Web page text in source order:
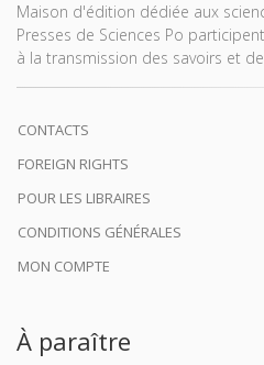
Maison d'édition dédiée aux
Presses de Sciences Po
à la transmission des savoirs et
CONTACTS
FOREIGN RIGHTS
POUR LES LIBRAIRES
CONDITIONS GÉNÉRALES
MON COMPTE
À paraître